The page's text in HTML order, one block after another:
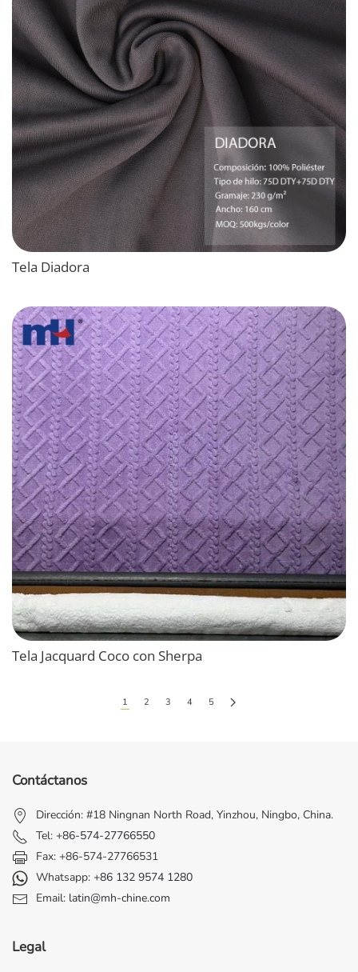
Tela Diadora
Tela Jacquard Coco con Sherpa
1 2 3 4 5
Contáctanos
Dirección: #18 Ningnan North Road, Yinzhou, Ningbo, China.
Tel: +86-574-27766550
Fax: +86-574-27766531
Whatsapp: +86 132 9574 1280
Email: latin@mh-chine.com
Legal